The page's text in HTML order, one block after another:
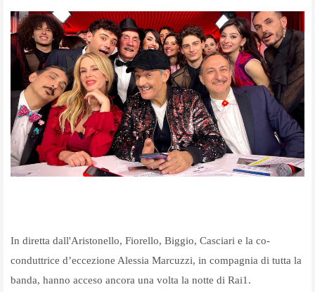
In diretta dall'Aristonello, Fiorello, Biggio, Casciari e la co-
conduttrice d’eccezione Alessia Marcuzzi, in compagnia di tutta la
banda, hanno acceso ancora una volta la notte di Rai1.